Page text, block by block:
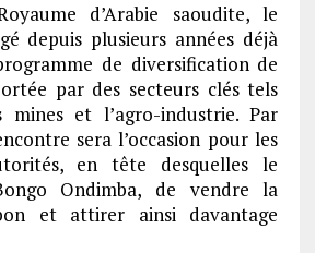
d’Arabie saoudite, le
depuis plusieurs années déjà
de diversification de
par des secteurs clés tels
et l’agro-industrie. Par
sera l’occasion pour les
en tête desquelles le
Ondimba, de vendre la
et attirer ainsi davantage